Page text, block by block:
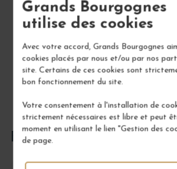
Grands Bourgognes
utilise des cookies
Avec votre accord, Grands Bourgognes
cookies placés par nous et/ou par nos
site. Certains de ces cookies sont
bon fonctionnement du site.
Votre consentement à l'installation de
strictement nécessaires est libre et peut
moment en utilisant le lien "Gestion des
de page.
1
FOIRE AUX QUESTIONS